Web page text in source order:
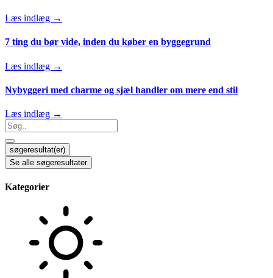
Læs indlæg →
7 ting du bør vide, inden du køber en byggegrund
Læs indlæg →
Nybyggeri med charme og sjæl handler om mere end stil
Læs indlæg →
Search
...
søgeresultat(er)
Se alle søgeresultater
Kategorier